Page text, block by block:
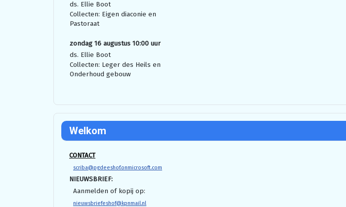
ds. Ellie Boot
Collecten: Eigen diaconie en
Pastoraat
zondag 16 augustus 10:00 uur
ds. Ellie Boot
Collecten: Leger des Heils en
Onderhoud gebouw
Welkom
CONTACT
scriba@pgdeeshof.onmicrosoft.com
NIEUWSBRIEF:
Aanmelden of kopij op:
nieuwsbriefeshof@kpnmail.nl